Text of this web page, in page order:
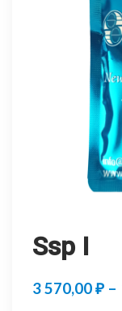
Ssp I
3 570,00₽ –